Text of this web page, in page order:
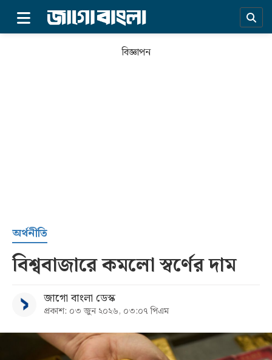
সর্বশেষ
সব
বিজ্ঞাপন
অর্থনীতি
বিশ্ববাজারে কমলো স্বর্ণের দাম
জাগো বাংলা ডেস্ক
প্রকাশ: ০৩ জুন ২০২৬, ০৩:০৭ পিএম